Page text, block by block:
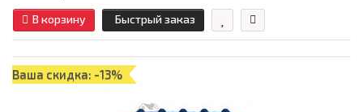
В корзину Быстрый заказ
Ваша скидка: -13%